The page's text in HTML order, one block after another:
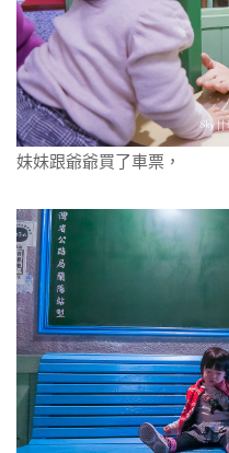
妹妹跟爺爺買了車票，